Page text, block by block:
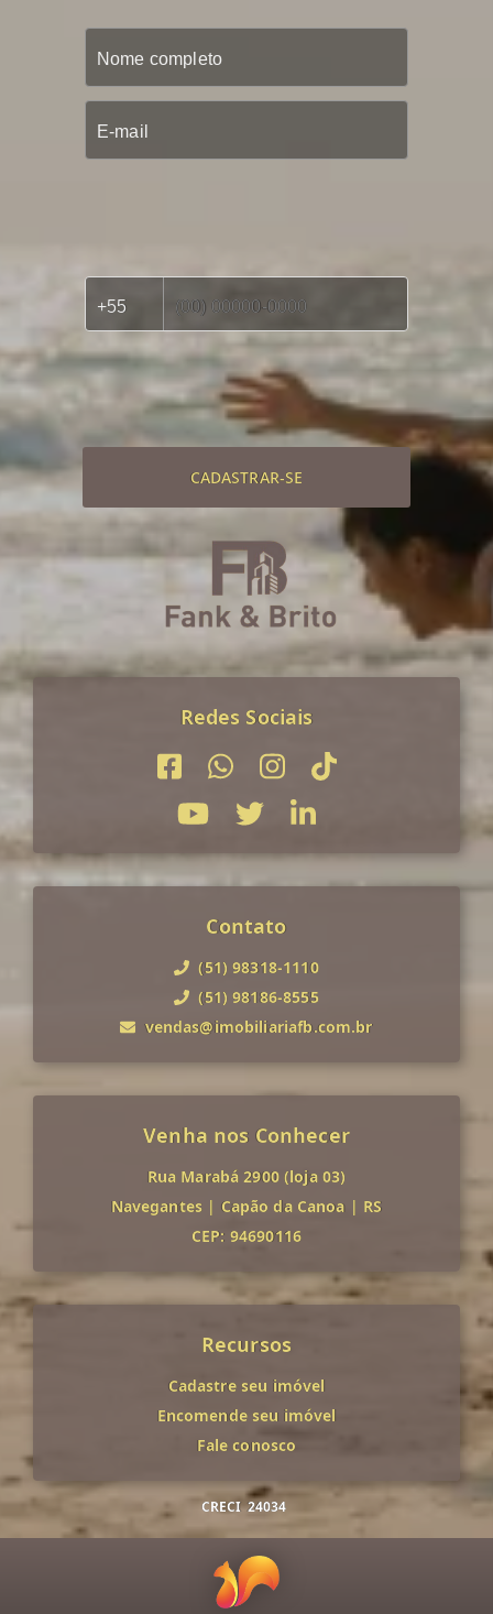
CADASTRAR-SE
Redes Sociais
Contato
(51) 98318-1110
(51) 98186-8555
vendas@imobiliariafb.com.br
Venha nos Conhecer
Rua Marabá 2900 (loja 03)
Navegantes | Capão da Canoa | RS
CEP: 94690116
Recursos
Cadastre seu imóvel
Encomende seu imóvel
Fale conosco
CRECI 24034